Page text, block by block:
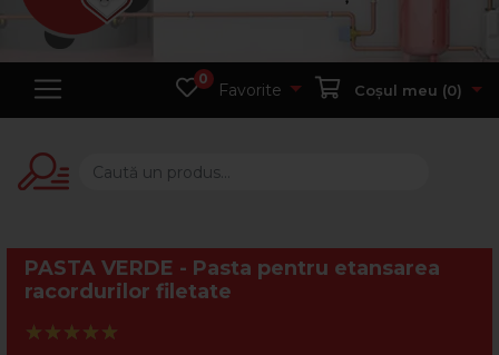
0
Favorite Coșul meu (0)
PASTA VERDE - Pasta pentru etansarea
racordurilor filetate